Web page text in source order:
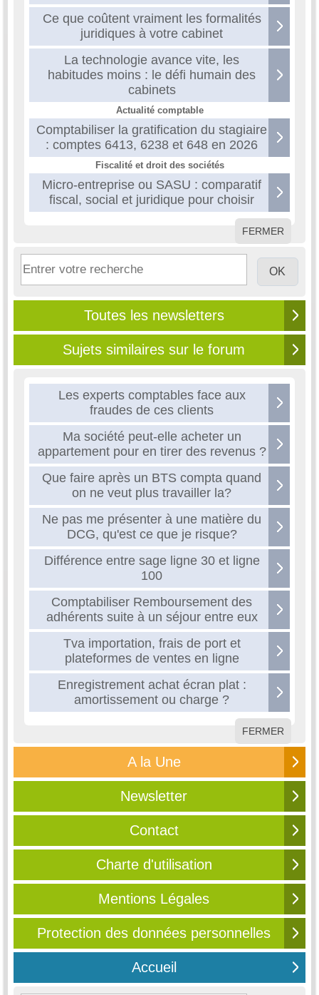
Ce que coûtent vraiment les formalités
juridiques à votre cabinet
La technologie avance vite, les
habitudes moins : le défi humain des
cabinets
Actualité comptable
Comptabiliser la gratification du stagiaire
: comptes 6413, 6238 et 648 en 2026
Fiscalité et droit des sociétés
Micro-entreprise ou SASU : comparatif
fiscal, social et juridique pour choisir
FERMER
Toutes les newsletters
Sujets similaires sur le forum
Les experts comptables face aux
fraudes de ces clients
Ma société peut-elle acheter un
appartement pour en tirer des revenus ?
Que faire après un BTS compta quand
on ne veut plus travailler la?
Ne pas me présenter à une matière du
DCG, qu'est ce que je risque?
Différence entre sage ligne 30 et ligne
100
Comptabiliser Remboursement des
adhérents suite à un séjour entre eux
Tva importation, frais de port et
plateformes de ventes en ligne
Enregistrement achat écran plat :
amortissement ou charge ?
FERMER
A la Une
Newsletter
Contact
Charte d'utilisation
Mentions Légales
Protection des données personnelles
Accueil